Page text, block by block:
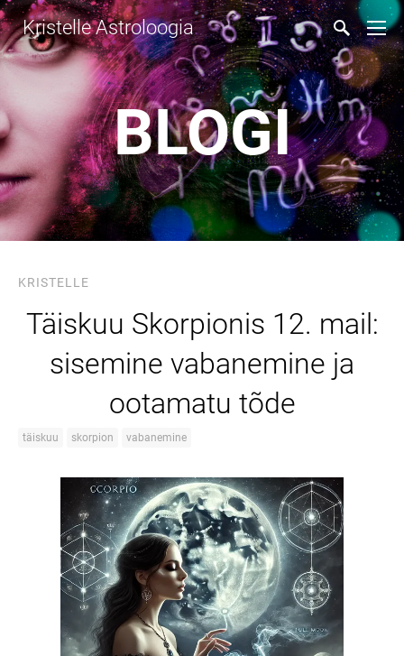
Kristelle Astroloogia
BLOGI
KRISTELLE
Täiskuu Skorpionis 12. mail:
sisemine vabanemine ja
ootamatu tõde
täiskuu skorpion vabanemine